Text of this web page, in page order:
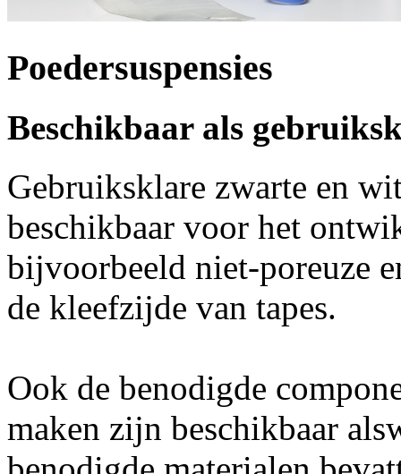
Poedersuspensies
Beschikbaar als
Gebruiksklare zwarte en
beschikbaar voor het
bijvoorbeeld niet-poreuze
de kleefzijde van tapes.
Ook de benodigde
maken zijn beschikbaar